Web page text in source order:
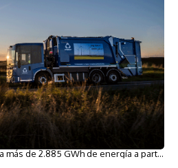
más de 2.885 GWh de energía a partir